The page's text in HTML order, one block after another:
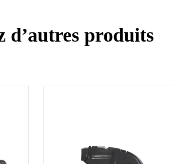
d’autres produits